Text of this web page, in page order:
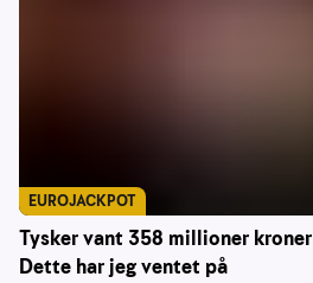
Tysker vant 358 millioner
Dette har jeg ventet på
EUROJACKPOT